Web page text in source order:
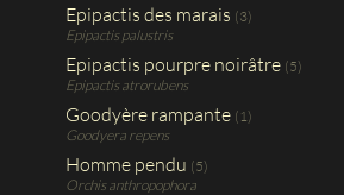
Epipactis des marais (3)
Epipactis palustris
Epipactis pourpre noirâtre (5)
Epipactis atrorubens
Goodyère rampante (1)
Goodyera repens
Homme pendu (5)
Orchis anthropophora